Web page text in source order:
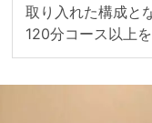
取り入れた構成と